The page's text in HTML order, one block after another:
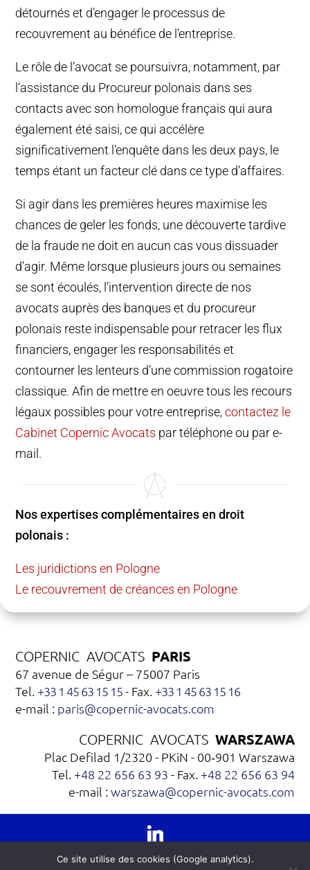
détournés et d’engager le processus de
recouvrement au bénéfice de l’entreprise.
Le rôle de l’avocat se poursuivra, notamment, par
l’assistance du Procureur polonais dans ses
contacts avec son homologue français qui aura
également été saisi, ce qui accélère
significativement l’enquête dans les deux pays, le
temps étant un facteur clé dans ce type d’affaires.
Si agir dans les premières heures maximise les
chances de geler les fonds, une découverte tardive
de la fraude ne doit en aucun cas vous dissuader
d’agir. Même lorsque plusieurs jours ou semaines
se sont écoulés, l’intervention directe de nos
avocats auprès des banques et du procureur
polonais reste indispensable pour retracer les flux
financiers, engager les responsabilités et
contourner les lenteurs d’une commission rogatoire
classique. Afin de mettre en oeuvre tous les recours
légaux possibles pour votre entreprise,contactez le
Cabinet Copernic Avocats par téléphone ou par e-
mail.
Nos expertises complémentaires en droit
polonais :
Les juridictions en Pologne
Le recouvrement de créances en Pologne
COPERNIC AVOCATS PARIS
67 avenue de Ségur – 75007 Paris
Tel. +33 1 45 63 15 15- Fax. +33 1 45 63 15 16
e-mail : paris@copernic-avocats.com
COPERNIC AVOCATS WARSZAWA
Plac Defilad 1/2320 - PKiN - 00‑901 Warszawa
Tel. +48 22 656 63 93 - Fax. +48 22 656 63 94
e-mail : warszawa@copernic-avocats.com
©Copernic Avocats|Mentions Légales /
Ce site utilise des cookies (Google analytics).